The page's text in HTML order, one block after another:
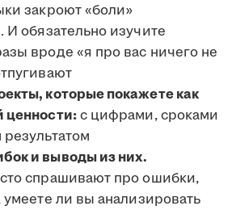
закроют «боли»
И обязательно изучите
вроде «я про вас ничего не
которые покажете как
ценности:с цифрами, сроками
и выводы из них.
спрашивают про ошибки,
умеете ли вы анализировать